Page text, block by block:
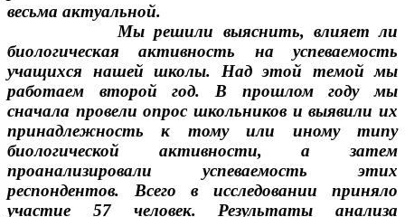
весьма актуальной.
Мы решили выяснить, влияет ли
биологическая активность на успеваемость
учащихся нашей школы. Над этой темой мы
работаем второй год. В прошлом году мы
сначала провели опрос школьников и выявили их
принадлежность к тому или иному типу
биологической активности, а затем
проанализировали успеваемость этих
респондентов. Всего в исследовании приняло
участие 57 человек. Результаты анализа